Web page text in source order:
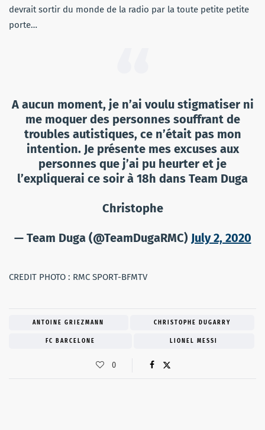
devrait sortir du monde de la radio par la toute petite petite
porte…
A aucun moment, je n’ai voulu stigmatiser ni
me moquer des personnes souffrant de
troubles autistiques, ce n’était pas mon
intention. Je présente mes excuses aux
personnes que j’ai pu heurter et je
l’expliquerai ce soir à 18h dans Team Duga
Christophe
— Team Duga (@TeamDugaRMC) July 2, 2020
CREDIT PHOTO : RMC SPORT-BFMTV
ANTOINE GRIEZMANN CHRISTOPHE DUGARRY
FC BARCELONE LIONEL MESSI
0